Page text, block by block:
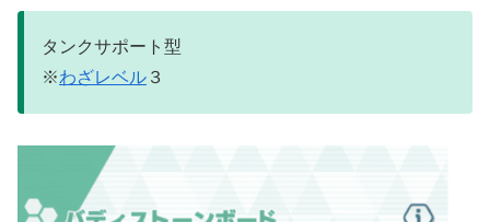
タンクサポート型
※わざレベル ３